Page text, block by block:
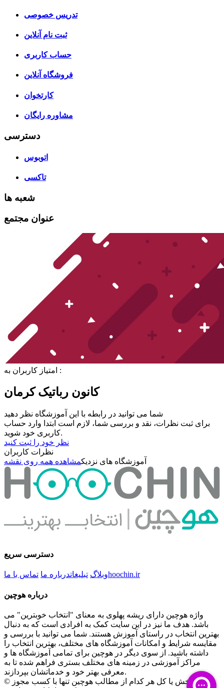
تدریس خصوصی
ثبت نام آنلاین
حساب کاربری
فروشگاه آنلاین
کارتخوان
مشاوره رایگان
دسترسی
اتوبوس
تاکسی
شعبه ها
عنوان مجتمع
امتیاز کاربران به :
کانون رباتیک کرمان
شما می توانید در رابطه با این آموزشگاه نظر دهید
برای ثبت نظرات، نقد و بررسی شما، لازم است ابتدا وارد حساب
کاربری خود شوید.
نظر خود را ثبت کنید
نظرات کاربران
آموزشگاه های نزدیکمشاهده همه روی نقشه
دسترسی سریع
وبلاگ تبلیغاتدرباره ما تماس با ما hoochin.ir
درباره هوچین
واژه هوچین دارای ریشه پهلوی به معنای "انتخاب خوبترین" می
باشد. هدف ما نیز در این سایت کمک به افرادی است که به دنبال
بهترین انتخاب در راستای آموزش هستند. شما می توانید با بررسی و
مقایسه شرایط و امکانات آموزشگاه های مختلف، بهترین انتخاب را
داشته باشید. از سوی دیگر در هوچین برای تمامی آموزشگاه ها و
مراکز آموزشی در زمینه های مختلف بستری فراهم شده تا به
معرفی بهتر خود و خدماتشان بپردازند.
© کپی بخش یا کل هر کدام از مطالب هوچین تنها با کسب مجوز